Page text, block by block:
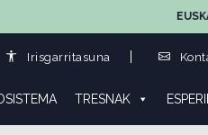
EUSKADIKO
Irisgarritasuna
TRESNAK